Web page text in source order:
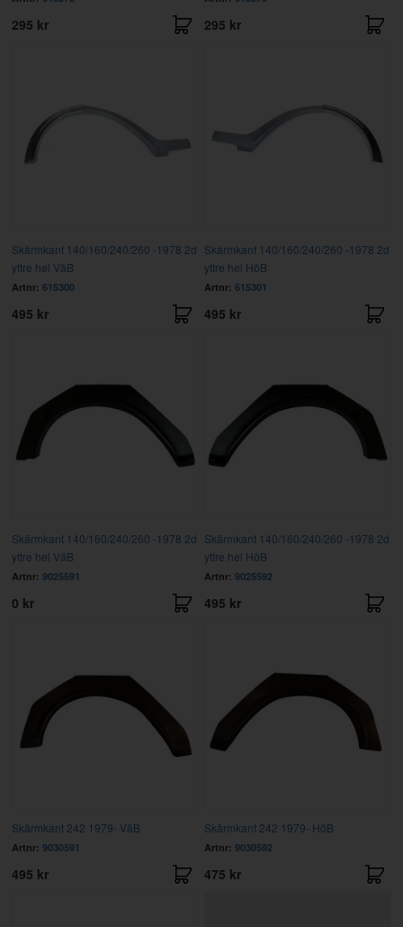
295 kr 295 kr
Skärmkant 140/160/240/260 -1978 2d
yttre hel VäB
Artnr: 615300
495 kr
Skärmkant 140/160/240/260 -1978 2d
yttre hel HöB
Artnr: 615301
495 kr
Skärmkant 140/160/240/260 -1978 2d
yttre hel VäB
Artnr: 9025591
0 kr
Skärmkant 140/160/240/260 -1978 2d
yttre hel HöB
Artnr: 9025592
495 kr
Skärmkant 242 1979- VäB
Artnr: 9030591
495 kr
Skärmkant 242 1979- HöB
Artnr: 9030592
475 kr